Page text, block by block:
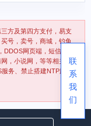
方及第四方支付，易支
号，卖号，商城，钓鱼
网页端，短信轰
，小说网，等等相关违
务、禁止搭建NTP服务
联
系
我
们